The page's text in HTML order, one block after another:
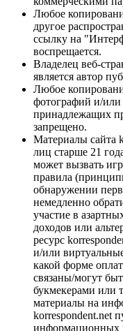
Любое
другое
ссылку на
воспрещается.
Владелец веб-
является автор
Любое
фотографий и/или
принадлежащих
запрещено.
Материалы сайта
лиц старше 21
может вызвать
правила
обнаружении
немедленно
участие в
доходов или
ресурс
и/или
какой форме
связаны/могут
букмекерами или
материалы на
korrespondent.net
информационных